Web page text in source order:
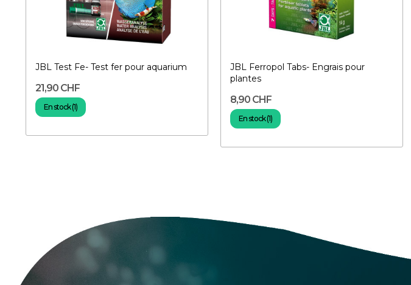
JBL Test Fe- Test fer pour aquarium
21,90 CHF
En stock (1)
JBL Ferropol Tabs- Engrais pour
plantes
8,90 CHF
En stock (1)